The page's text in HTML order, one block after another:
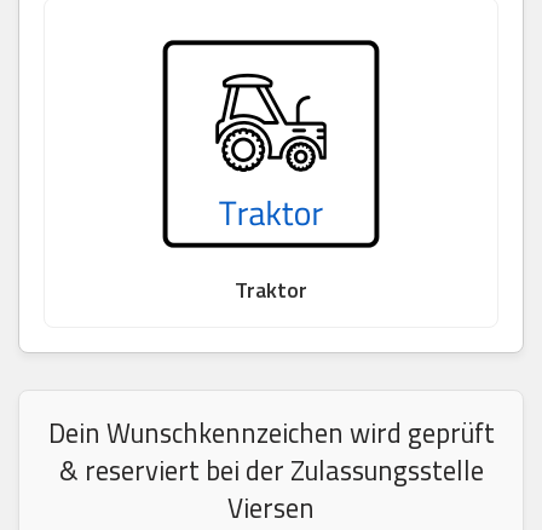
Traktor
Dein Wunschkennzeichen wird geprüft
& reserviert bei der Zulassungsstelle
Viersen